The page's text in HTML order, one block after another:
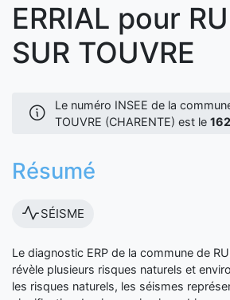
ERRIAL pour
SUR TOUVRE
Le numéro INSEE de la
TOUVRE (CHARENTE) est le
Résumé
SÉISME
Le diagnostic ERP de la commune de
révèle plusieurs risques naturels et
les risques naturels, les séismes